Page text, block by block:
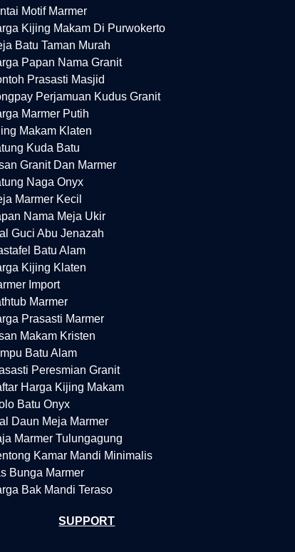
Motif Marmer
Kijing Makam Di Purwokerto
Batu Taman Murah
Papan Nama Granit
Prasasti Masjid
Perjamuan Kudus Granit
Marmer Putih
Makam Klaten
Kuda Batu
Granit Dan Marmer
Naga Onyx
Marmer Kecil
Nama Meja Ukir
Guci Abu Jenazah
Batu Alam
Kijing Klaten
Import
Marmer
Prasasti Marmer
Makam Kristen
Batu Alam
Peresmian Granit
Harga Kijing Makam
Batu Onyx
Daun Meja Marmer
Marmer Tulungagung
Kamar Mandi Minimalis
Bunga Marmer
Bak Mandi Teraso
SUPPORT